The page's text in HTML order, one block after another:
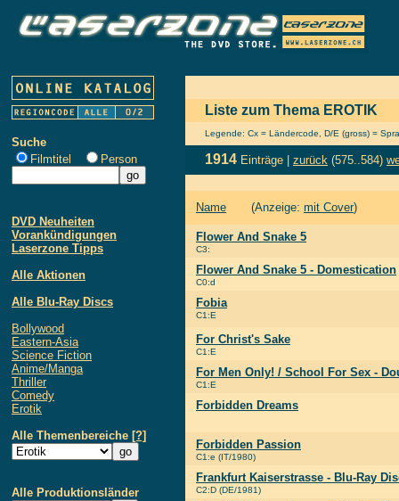
Suche
Filmtitel
Person
DVD Neuheiten
Vorankündigungen
Laserzone Tipps
Alle Aktionen
Alle Blu-Ray Discs
Bollywood
Eastern-Asia
Science Fiction
Anime/Manga
Thriller
Comedy
Erotik
Alle Themenbereiche [?]
Alle Produktionsländer
Liste zum Thema EROTIK
Legende: Cx = Ländercode, D/E (gross) =
1914 Einträge | zurück (575..584)
Name (Anzeige: mit Cover)
Flower And Snake 5
C3:
Flower And Snake 5 - Domestication
C0:d
Fobia
C1:E
For Christ's Sake
C1:E
For Men Only! / School For Sex -
C1:E
Forbidden Dreams
Forbidden Passion
C1:e (IT/1980)
Frankfurt Kaiserstrasse - Blu-Ray
C2:D (DE/1981)